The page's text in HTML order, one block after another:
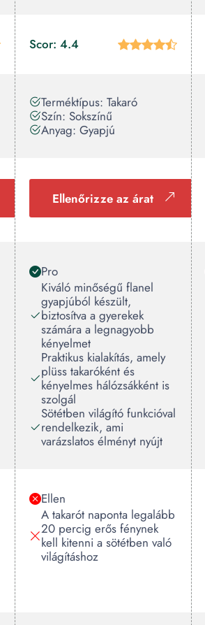
Scor: 4.4
Terméktípus: Takaró
Szín: Sokszínű
Anyag: Gyapjú
Ellenőrizze az árat
Pro
Kiváló minőségű flanel
gyapjúból készült,
biztosítva a gyerekek
számára a legnagyobb
kényelmet
Praktikus kialakítás, amely
plüss takaróként és
kényelmes hálózsákként is
szolgál
Sötétben világító funkcióval
rendelkezik, ami
varázslatos élményt nyújt
Ellen
A takarót naponta legalább
20 percig erős fénynek
kell kitenni a sötétben való
világításhoz